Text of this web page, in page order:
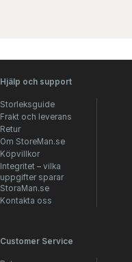
Hjälp och support
Storleksguide
Frakt och leverans
Retur
Om StoreMan.se
Köpvillkor
Integritet – vilka
uppgifter sparar
StoraMan.se
Kontakta oss
Customer Service